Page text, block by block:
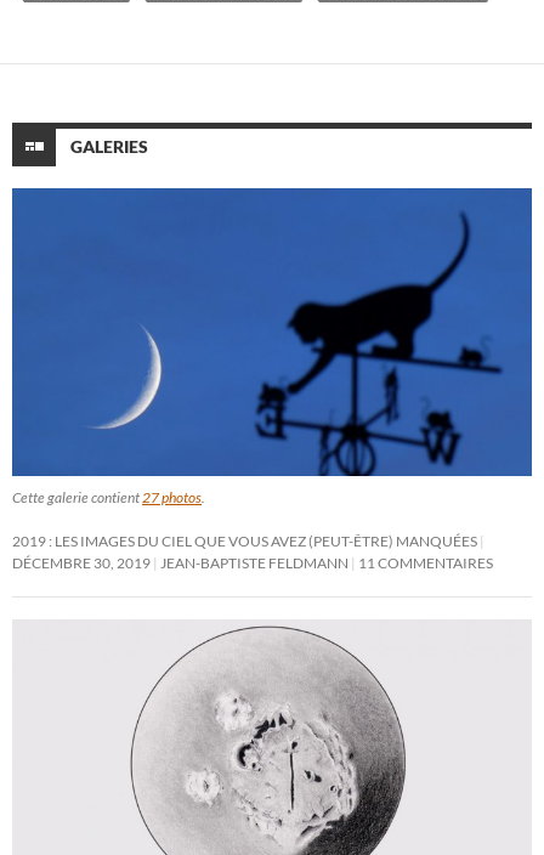
GALERIES
Cette galerie contient27 photos.
2019 : LES IMAGES DU CIEL QUE VOUS AVEZ (PEUT-ÊTRE) MANQUÉES
DÉCEMBRE 30, 2019 JEAN-BAPTISTE FELDMANN 11 COMMENTAIRES